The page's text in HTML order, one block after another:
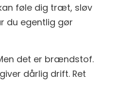
føle dig træt, sløv
du egentlig gør
det er brændstof.
dårlig drift. Ret